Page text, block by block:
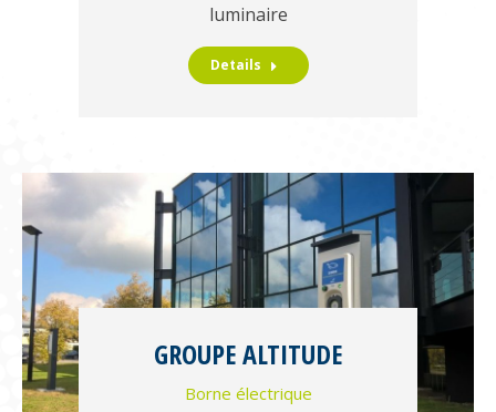
luminaire
Details
GROUPE ALTITUDE
Borne électrique